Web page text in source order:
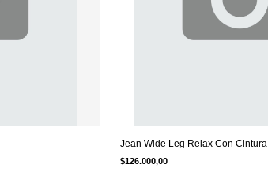
Jean Wide Leg Relax Con Cintura
$126.000,00